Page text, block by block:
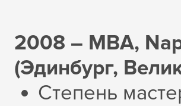
2008 – МВА,
(Эдинбург,
Степень